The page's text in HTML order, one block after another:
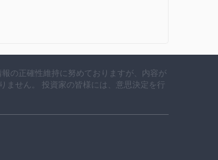
モンド口座は、最低預入金額が増
の正確性維持に努めておりますが、内容が
ません。 投資家の皆様には、意思決定を行